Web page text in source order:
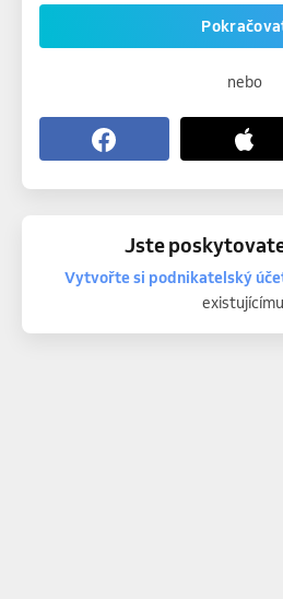
nebo
Jste
Vytvořte si podnikatelský